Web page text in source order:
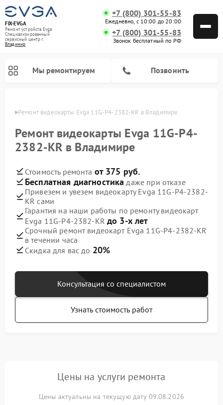
FIX-EVGA
Ремонт устройств Evga
Специализированный
cервисный центр г.
Владимир
+7 (800) 301-55-83
Ежедневно, с 10:00 до 20:00
+7 (800) 301-55-83
Звонок бесплатный по РФ
Мы ремонтируем Позвонить
Ремонт видеокарты Evga 11G-P4-2382-KR в Владимире
Ремонт видеокарты Evga 11G-P4-
2382-KR в Владимире
Стоимость ремонта от 375 руб.
Бесплатная диагностика даже при отказе
Привезем и увезем видеокарту Evga 11G-P4-2382-
KR сами
Гарантия на наши работы по ремонту видеокарт
Evga 11G-P4-2382-KR до 3-х лет
Срочный ремонт видеокарт Evga 11G-P4-2382-KR
в течении часа
Скидка для вас до 20%
Консультация со специалистом
Узнать стоимость работ
Цены на услуги ремонта
Цены актуальны на текущую дату 09.08.2026